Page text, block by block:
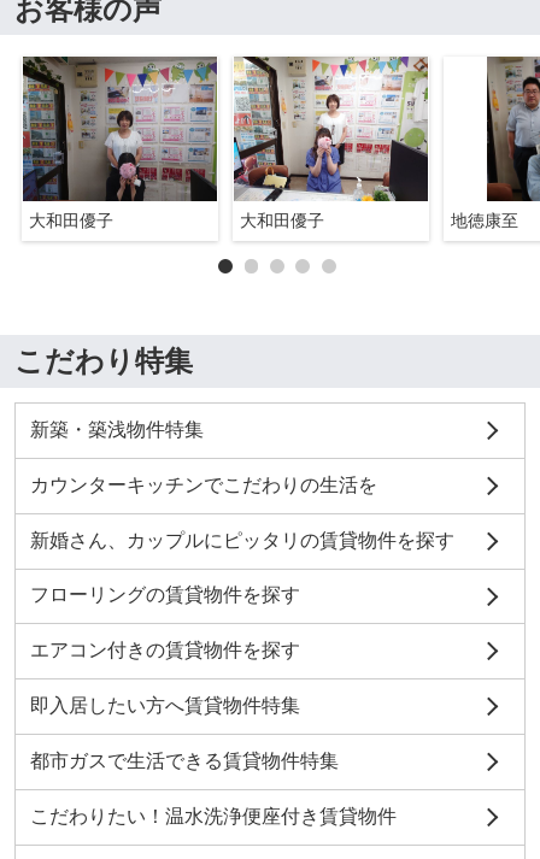
お客様の声
大和田優子 大和田優子 地徳康至
こだわり特集
新築・築浅物件特集
カウンターキッチンでこだわりの生活を
新婚さん、カップルにピッタリの賃貸物件を探す
フローリングの賃貸物件を探す
エアコン付きの賃貸物件を探す
即入居したい方へ賃貸物件特集
都市ガスで生活できる賃貸物件特集
こだわりたい！温水洗浄便座付き賃貸物件